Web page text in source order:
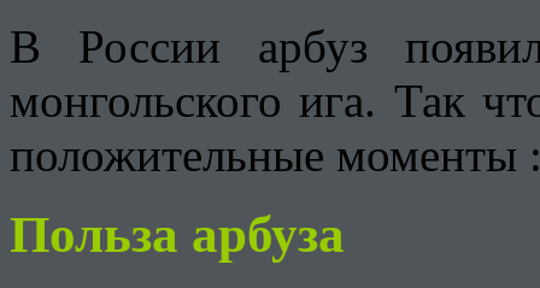
В России арбуз
монгольского ига. Так
положительные моменты
Польза арбуза